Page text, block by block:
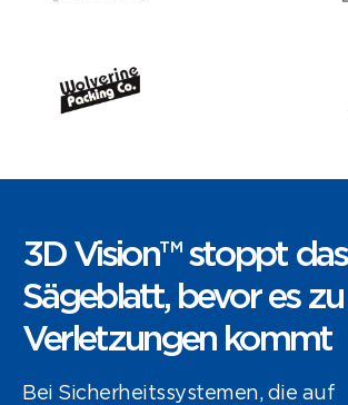
3D Vision™ stoppt das
Sägeblatt, bevor es zu
Verletzungen kommt
Bei Sicherheitssystemen, die auf